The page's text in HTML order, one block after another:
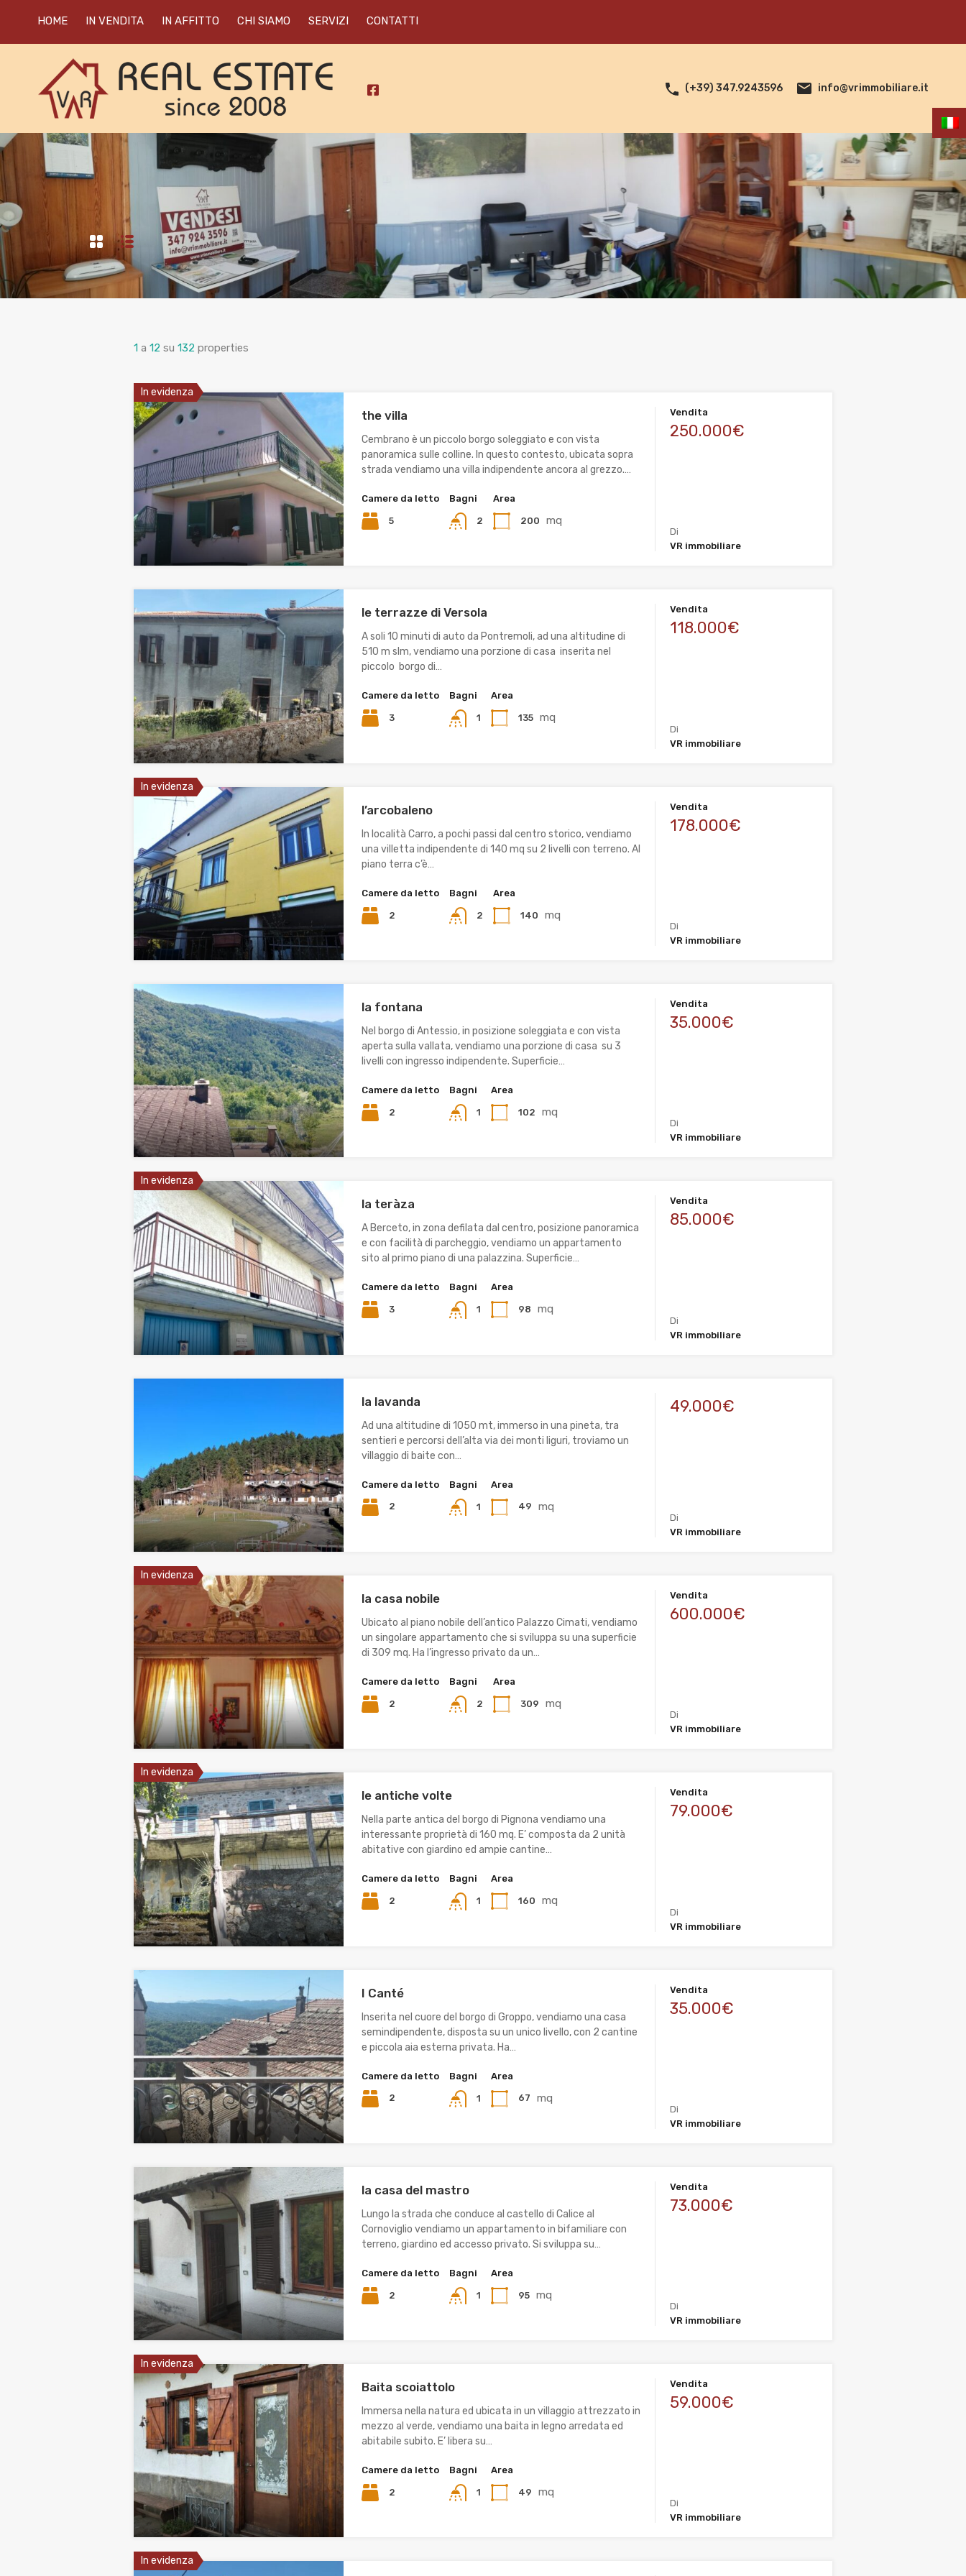
HOME IN VENDITA IN AFFITTO CHI SIAMO SERVIZI CONTATTI
(+39) 347.9243596 info@vrimmobiliare.it
1 a 12 su 132 properties
In evidenza
the villa
Cembrano è un piccolo borgo soleggiato e con vista
panoramica sulle colline. In questo contesto, ubicata sopra
strada vendiamo una villa indipendente ancora al grezzo.…
Camere da letto
5
Bagni
2
Area
200 mq
Vendita
250.000€
Di
VR immobiliare
le terrazze di Versola
A soli 10 minuti di auto da Pontremoli, ad una altitudine di
510 m slm, vendiamo una porzione di casa inserita nel
piccolo borgo di…
Camere da letto
3
Bagni
1
Area
135 mq
Vendita
118.000€
Di
VR immobiliare
In evidenza
l’arcobaleno
In località Carro, a pochi passi dal centro storico, vendiamo
una villetta indipendente di 140 mq su 2 livelli con terreno. Al
piano terra c’è…
Camere da letto
2
Bagni
2
Area
140 mq
Vendita
178.000€
Di
VR immobiliare
la fontana
Nel borgo di Antessio, in posizione soleggiata e con vista
aperta sulla vallata, vendiamo una porzione di casa su 3
livelli con ingresso indipendente. Superficie…
Camere da letto
2
Bagni
1
Area
102 mq
Vendita
35.000€
Di
VR immobiliare
In evidenza
la teràza
A Berceto, in zona defilata dal centro, posizione panoramica
e con facilità di parcheggio, vendiamo un appartamento
sito al primo piano di una palazzina. Superficie…
Camere da letto
3
Bagni
1
Area
98 mq
Vendita
85.000€
Di
VR immobiliare
la lavanda
Ad una altitudine di 1050 mt, immerso in una pineta, tra
sentieri e percorsi dell’alta via dei monti liguri, troviamo un
villaggio di baite con…
Camere da letto
2
Bagni
1
Area
49 mq
49.000€
Di
VR immobiliare
In evidenza
la casa nobile
Ubicato al piano nobile dell’antico Palazzo Cimati, vendiamo
un singolare appartamento che si sviluppa su una superficie
di 309 mq. Ha l’ingresso privato da un…
Camere da letto
2
Bagni
2
Area
309 mq
Vendita
600.000€
Di
VR immobiliare
In evidenza
le antiche volte
Nella parte antica del borgo di Pignona vendiamo una
interessante proprietà di 160 mq. E’ composta da 2 unità
abitative con giardino ed ampie cantine…
Camere da letto
2
Bagni
1
Area
160 mq
Vendita
79.000€
Di
VR immobiliare
I Canté
Inserita nel cuore del borgo di Groppo, vendiamo una casa
semindipendente, disposta su un unico livello, con 2 cantine
e piccola aia esterna privata. Ha…
Camere da letto
2
Bagni
1
Area
67 mq
Vendita
35.000€
Di
VR immobiliare
la casa del mastro
Lungo la strada che conduce al castello di Calice al
Cornoviglio vendiamo un appartamento in bifamiliare con
terreno, giardino ed accesso privato. Si sviluppa su…
Camere da letto
2
Bagni
1
Area
95 mq
Vendita
73.000€
Di
VR immobiliare
In evidenza
Baita scoiattolo
Immersa nella natura ed ubicata in un villaggio attrezzato in
mezzo al verde, vendiamo una baita in legno arredata ed
abitabile subito. E’ libera su…
Camere da letto
2
Bagni
1
Area
49 mq
Vendita
59.000€
Di
VR immobiliare
In evidenza